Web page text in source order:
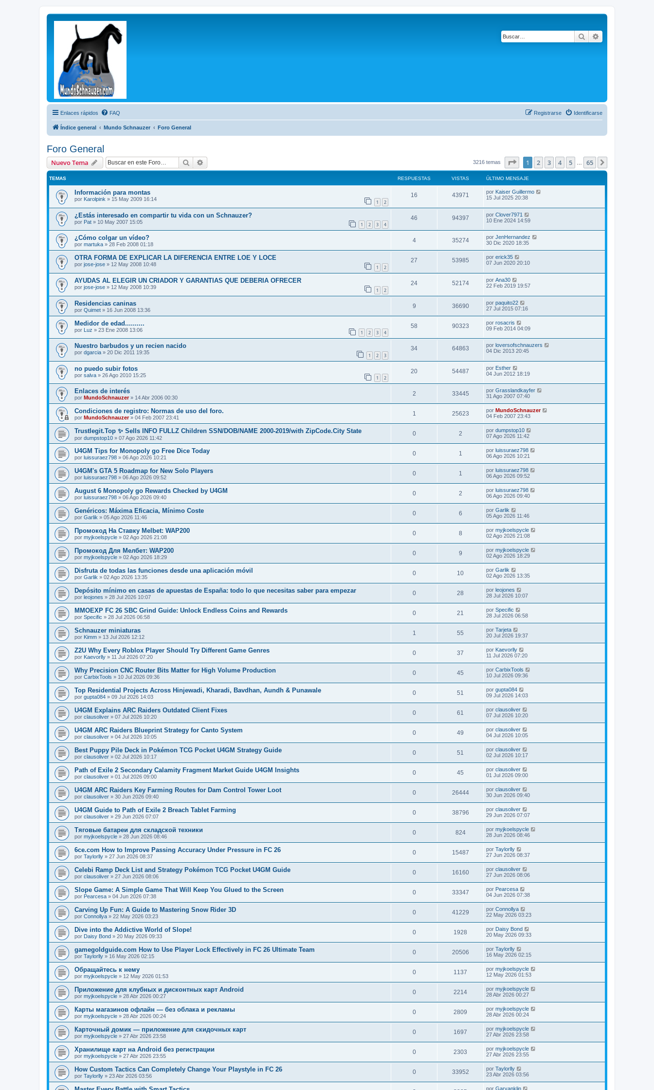
Buscar
Enlaces rápidos FAQ Identificarse
Registrarse
Índice general Mundo Schnauzer Foro General
Foro General
Nuevo Tema Buscar 3216 temas Página1 de 65
1 2 3 4 5 65
TEMAS RESPUESTAS VISTAS ÚLTIMO MENSAJE
Información para montas
por Karolpink » 15 May 2009 16:14 1 2
16 43971 por Kaiser Guillermo
15 Jul 2025 20:38
¿Estás interesado en compartir tu vida con un Schnauzer?
por Pat » 10 May 2007 15:05 1 2 3 4
46 94397 por Clover7971
10 Ene 2024 14:59
¿Cómo colgar un vídeo?
por martuka » 28 Feb 2008 01:18
4 35274 por JenHernandez
30 Dic 2020 18:35
OTRA FORMA DE EXPLICAR LA DIFERENCIA ENTRE LOE Y LOCE
por jose-jose » 12 May 2008 10:48 1 2
27 53985 por erick35
07 Jun 2020 20:10
AYUDAS AL ELEGIR UN CRIADOR Y GARANTIAS QUE DEBERIA OFRECER
por jose-jose » 12 May 2008 10:39 1 2
24 52174 por Ana30
22 Feb 2019 19:57
Residencias caninas
por Quimet » 16 Jun 2008 13:36
9 36690 por paquito22
27 Jul 2015 07:16
Medidor de edad..........
por Luz » 23 Ene 2008 13:06 1 2 3 4
58 90323 por rosacris
09 Feb 2014 04:09
Nuestro barbudos y un recien nacido
por dgarcia » 20 Dic 2011 19:35 1 2 3
34 64863 por loversofschnauzers
04 Dic 2013 20:45
no puedo subir fotos
por salva » 26 Ago 2010 15:25 1 2
20 54487 por Esther
04 Jun 2012 18:19
Enlaces de interés
por MundoSchnauzer» 14 Abr 2006 00:30
2 33445 por Grasslandkayfer
31 Ago 2007 07:40
Condiciones de registro: Normas de uso del foro.
por MundoSchnauzer» 04 Feb 2007 23:41
1 25623 por MundoSchnauzer
04 Feb 2007 23:43
Trustlegit.Top ✨ Sells INFO FULLZ Children SSN/DOB/NAME 2000-2019/with ZipCode.City State
por dumpstop10 » 07 Ago 2026 11:42
0 2 por dumpstop10
07 Ago 2026 11:42
U4GM Tips for Monopoly go Free Dice Today
por luissuraez798 » 06 Ago 2026 10:21
0 1 por luissuraez798
06 Ago 2026 10:21
U4GM's GTA 5 Roadmap for New Solo Players
por luissuraez798 » 06 Ago 2026 09:52
0 1 por luissuraez798
06 Ago 2026 09:52
August 6 Monopoly go Rewards Checked by U4GM
por luissuraez798 » 06 Ago 2026 09:40
0 2 por luissuraez798
06 Ago 2026 09:40
Genéricos: Máxima Eficacia, Mínimo Coste
por Garlik » 05 Ago 2026 11:46
0 6 por Garlik
05 Ago 2026 11:46
Промокод На Ставку Melbet: WAP200
por myjkoelspycle » 02 Ago 2026 21:08
0 8 por myjkoelspycle
02 Ago 2026 21:08
Промокод Для Мелбет: WAP200
por myjkoelspycle » 02 Ago 2026 18:29
0 9 por myjkoelspycle
02 Ago 2026 18:29
Disfruta de todas las funciones desde una aplicación móvil
por Garlik » 02 Ago 2026 13:35
0 10 por Garlik
02 Ago 2026 13:35
Depósito mínimo en casas de apuestas de España: todo lo que necesitas saber para empezar
por leojones » 28 Jul 2026 10:07
0 28 por leojones
28 Jul 2026 10:07
MMOEXP FC 26 SBC Grind Guide: Unlock Endless Coins and Rewards
por Specific » 28 Jul 2026 06:58
0 21 por Specific
28 Jul 2026 06:58
Schnauzer miniaturas
por Kimm » 13 Jul 2026 12:12
1 55 por Tarjeta
20 Jul 2026 19:37
Z2U Why Every Roblox Player Should Try Different Game Genres
por Kaevorlly » 11 Jul 2026 07:20
0 37 por Kaevorlly
11 Jul 2026 07:20
Why Precision CNC Router Bits Matter for High Volume Production
por CarbixTools » 10 Jul 2026 09:36
0 45 por CarbixTools
10 Jul 2026 09:36
Top Residential Projects Across Hinjewadi, Kharadi, Bavdhan, Aundh & Punawale
por gupta084 » 09 Jul 2026 14:03
0 51 por gupta084
09 Jul 2026 14:03
U4GM Explains ARC Raiders Outdated Client Fixes
por clausoliver » 07 Jul 2026 10:20
0 61 por clausoliver
07 Jul 2026 10:20
U4GM ARC Raiders Blueprint Strategy for Canto System
por clausoliver » 04 Jul 2026 10:05
0 49 por clausoliver
04 Jul 2026 10:05
Best Puppy Pile Deck in Pokémon TCG Pocket U4GM Strategy Guide
por clausoliver » 02 Jul 2026 10:17
0 51 por clausoliver
02 Jul 2026 10:17
Path of Exile 2 Secondary Calamity Fragment Market Guide U4GM Insights
por clausoliver » 01 Jul 2026 09:00
0 45 por clausoliver
01 Jul 2026 09:00
U4GM ARC Raiders Key Farming Routes for Dam Control Tower Loot
por clausoliver » 30 Jun 2026 09:40
0 26444 por clausoliver
30 Jun 2026 09:40
U4GM Guide to Path of Exile 2 Breach Tablet Farming
por clausoliver » 29 Jun 2026 07:07
0 38796 por clausoliver
29 Jun 2026 07:07
Тяговые батареи для складской техники
por myjkoelspycle » 28 Jun 2026 08:46
0 824 por myjkoelspycle
28 Jun 2026 08:46
6ce.com How to Improve Passing Accuracy Under Pressure in FC 26
por Taylorlly » 27 Jun 2026 08:37
0 15487 por Taylorlly
27 Jun 2026 08:37
Celebi Ramp Deck List and Strategy Pokémon TCG Pocket U4GM Guide
por clausoliver » 27 Jun 2026 08:06
0 16160 por clausoliver
27 Jun 2026 08:06
Slope Game: A Simple Game That Will Keep You Glued to the Screen
por Pearcesa » 04 Jun 2026 07:38
0 33347 por Pearcesa
04 Jun 2026 07:38
Carving Up Fun: A Guide to Mastering Snow Rider 3D
por Connollya » 22 May 2026 03:23
0 41229 por Connollya
22 May 2026 03:23
Dive into the Addictive World of Slope!
por Daisy Bond » 20 May 2026 09:33
0 1928 por Daisy Bond
20 May 2026 09:33
gamegoldguide.com How to Use Player Lock Effectively in FC 26 Ultimate Team
por Taylorlly » 16 May 2026 02:15
0 20506 por Taylorlly
16 May 2026 02:15
Обращайтесь к нему
por myjkoelspycle » 12 May 2026 01:53
0 1137 por myjkoelspycle
12 May 2026 01:53
Приложение для клубных и дисконтных карт Android
por myjkoelspycle » 28 Abr 2026 00:27
0 2214 por myjkoelspycle
28 Abr 2026 00:27
Карты магазинов офлайн — без облака и рекламы
por myjkoelspycle » 28 Abr 2026 00:24
0 2809 por myjkoelspycle
28 Abr 2026 00:24
Карточный домик — приложение для скидочных карт
por myjkoelspycle » 27 Abr 2026 23:58
0 1697 por myjkoelspycle
27 Abr 2026 23:58
Хранилище карт на Android без регистрации
por myjkoelspycle » 27 Abr 2026 23:55
0 2303 por myjkoelspycle
27 Abr 2026 23:55
How Custom Tactics Can Completely Change Your Playstyle in FC 26
por Taylorlly » 23 Abr 2026 03:56
0 33952 por Taylorlly
23 Abr 2026 03:56
por Garyanklin